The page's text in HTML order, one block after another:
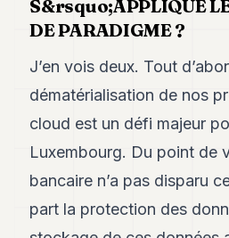
S&rsquo;APPLIQUE
DE PARADIGME ?
J’en vois deux. Tout
dématérialisation de nos
cloud est un défi majeur
Luxembourg. Du point de
bancaire n’a pas disparu
part la protection des